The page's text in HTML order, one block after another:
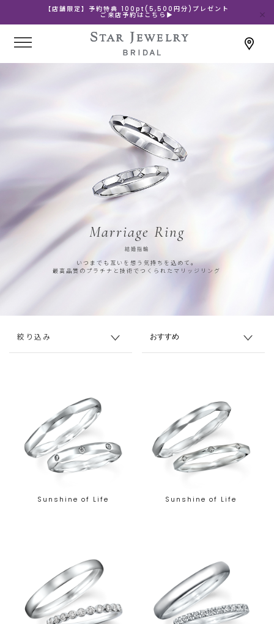
【店舗限定】予約特典 100pt(5,500円分)プレゼント
ご来店予約はこちら▶
Marriage Ring
結婚指輪
いつまでも互いを想う気持ちを込めて。
最高品質のプラチナと技術でつくられたマリッジリング
絞り込み
Sunshine of Life Sunshine of Life